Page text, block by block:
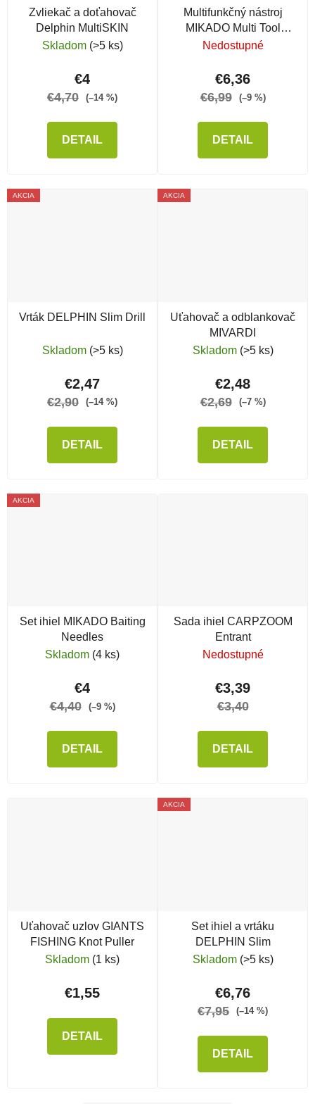
Zvliekač a doťahovač
Delphin MultiSKIN
Skladom (>5 ks)
€4
€4,70 (–14 %)
DETAIL
Multifunkčný nástroj
MIKADO Multi Tool
uťahovač
Nedostupné
€6,36
€6,99 (–9 %)
DETAIL
AKCIA
Vrták DELPHIN Slim Drill
Skladom (>5 ks)
€2,47
€2,90 (–14 %)
DETAIL
AKCIA
Uťahovač a odblankovač
MIVARDI
Skladom (>5 ks)
€2,48
€2,69 (–7 %)
DETAIL
AKCIA
Set ihiel MIKADO Baiting
Needles
Skladom (4 ks)
€4
€4,40 (–9 %)
DETAIL
Sada ihiel CARPZOOM
Entrant
Nedostupné
€3,39
€3,40
DETAIL
Uťahovač uzlov GIANTS
FISHING Knot Puller
Skladom (1 ks)
€1,55
DETAIL
AKCIA
Set ihiel a vrtáku
DELPHIN Slim
Skladom (>5 ks)
€6,76
€7,95 (–14 %)
DETAIL